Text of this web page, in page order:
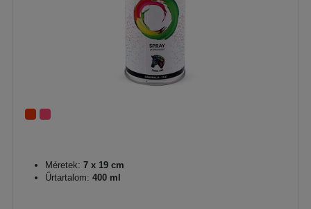
Méretek: 7 x 19 cm
Űrtartalom: 400 ml